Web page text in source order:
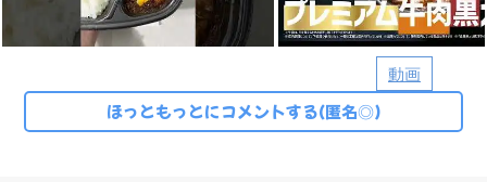
動画
ほっともっとにコメントする(匿名◎)